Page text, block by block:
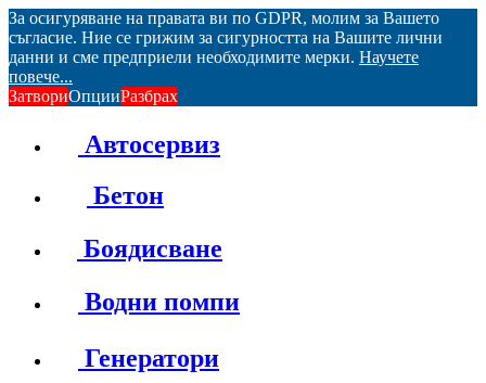
За осигуряване на правата ви по GDPR, молим за Вашето
съгласие. Ние се грижим за сигурността на Вашите лични
данни и сме предприели необходимите мерки. Научете
повече...
ЗатвориОпцииРазбрах
Автосервиз
Бетон
Боядисване
Водни помпи
Генератори